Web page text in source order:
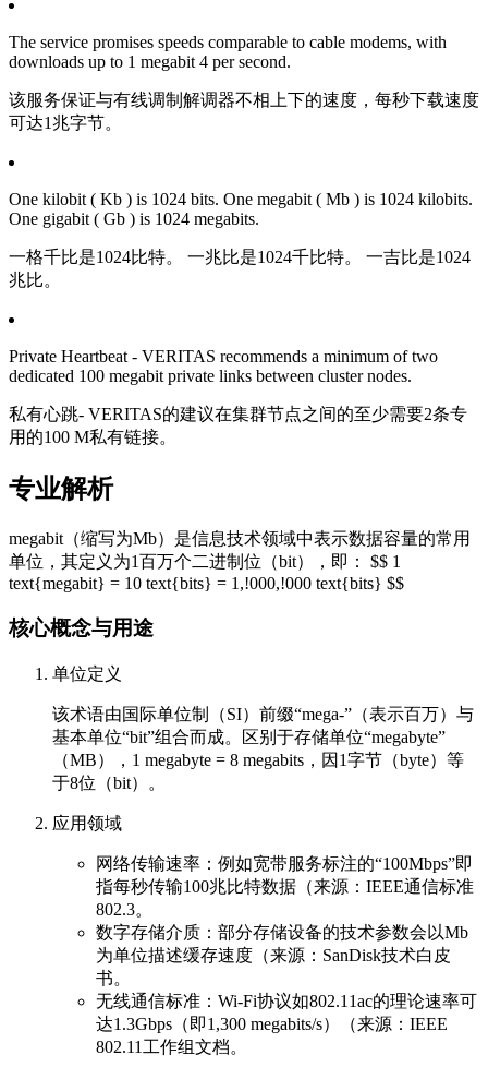
The service promises speeds comparable to cable modems, with
downloads up to 1 megabit 4 per second.
该服务保证与有线调制解调器不相上下的速度，每秒下载速度
可达1兆字节。
One kilobit ( Kb ) is 1024 bits. One megabit ( Mb ) is 1024 kilobits.
One gigabit ( Gb ) is 1024 megabits.
一格千比是1024比特。 一兆比是1024千比特。 一吉比是1024
兆比。
Private Heartbeat - VERITAS recommends a minimum of two
dedicated 100 megabit private links between cluster nodes.
私有心跳- VERITAS的建议在集群节点之间的至少需要2条专
用的100 M私有链接。
专业解析
megabit（缩写为Mb）是信息技术领域中表示数据容量的常用
单位，其定义为1百万个二进制位（bit），即： $$ 1
text{megabit} = 10 text{bits} = 1,!000,!000 text{bits} $$
核心概念与用途
单位定义
该术语由国际单位制（SI）前缀“mega-”（表示百万）与
基本单位“bit”组合而成。区别于存储单位“megabyte”
（MB），1 megabyte = 8 megabits，因1字节（byte）等
于8位（bit）。
应用领域
网络传输速率：例如宽带服务标注的“100Mbps”即
指每秒传输100兆比特数据（来源：IEEE通信标准
802.3。
数字存储介质：部分存储设备的技术参数会以Mb
为单位描述缓存速度（来源：SanDisk技术白皮
书。
无线通信标准：Wi-Fi协议如802.11ac的理论速率可
达1.3Gbps（即1,300 megabits/s）（来源：IEEE
802.11工作组文档。